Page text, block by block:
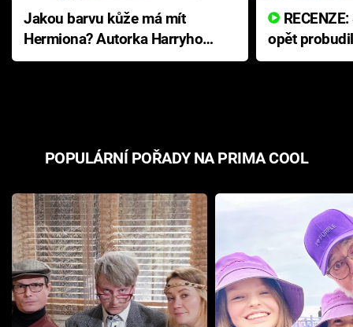
Jakou barvu kůže má mít
Hermiona? Autorka Harryho
Pottera přišla s ráznou
opět
přichází s
POPULÁRNÍ POŘADY NA PRIMA COOL